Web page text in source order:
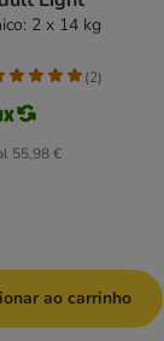
2 x 14 kg
55,98 €
(2)
ao carrinho